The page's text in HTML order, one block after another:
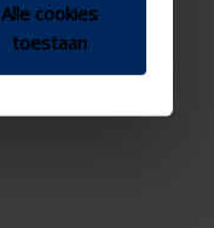
Alle cookies
toestaan